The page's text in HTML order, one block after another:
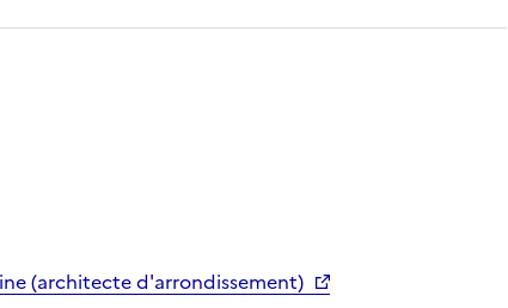
(architecte d'arrondissement)